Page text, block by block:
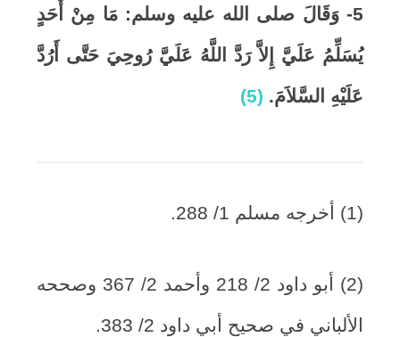
5- وَقَالَ صلى الله عليه وسلم: مَا مِنْ أَحَدٍ
يُسَلِّمُ عَلَيَّ إِلاَّ رَدَّ اللَّهُ عَلَيَّ رُوحِيَ حَتَّى أَرُدَّ
عَلَيْهِ السَّلاَمَ. (5)
(1) أخرجه مسلم 1/ 288.
(2) أبو داود 2/ 218 وأحمد 2/ 367 وصححه
الألباني في صحيح أبي داود 2/ 383.